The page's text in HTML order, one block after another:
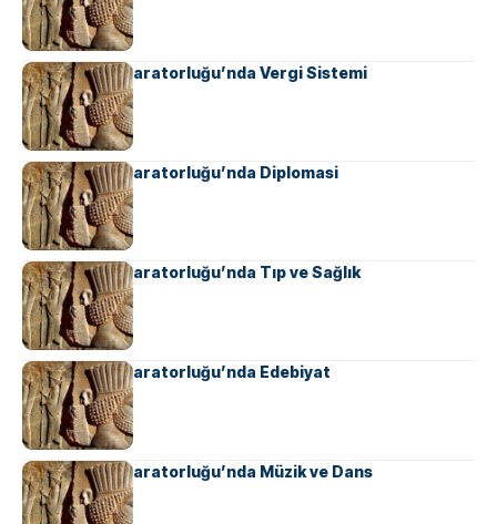
Ahameniş İmparatorluğu’nda Vergi Sistemi
Ahameniş İmparatorluğu’nda Diplomasi
Ahameniş İmparatorluğu’nda Tıp ve Sağlık
Ahameniş İmparatorluğu’nda Edebiyat
Ahameniş İmparatorluğu’nda Müzik ve Dans